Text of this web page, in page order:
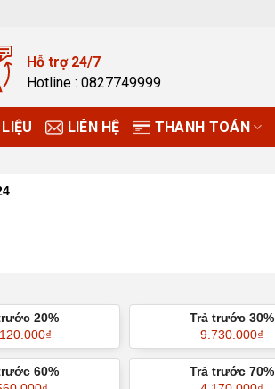
Hỗ trợ 24/7
Hotline : 0827749999
LIÊN HỆ THANH TOÁN
20%
₫
Trả trước 30%
9.730.000₫
60%
Trả trước 70%